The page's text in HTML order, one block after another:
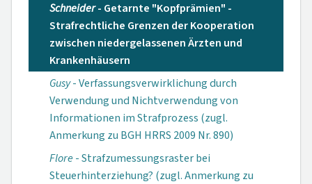
Schneider- Getarnte "Kopfprämien" -
Strafrechtliche Grenzen der Kooperation
zwischen niedergelassenen Ärzten und
Krankenhäusern
Gusy- Verfassungsverwirklichung durch
Verwendung und Nichtverwendung von
Informationen im Strafprozess (zugl.
Anmerkung zu BGH HRRS 2009 Nr. 890)
Flore- Strafzumessungsraster bei
Steuerhinterziehung? (zugl. Anmerkung zu